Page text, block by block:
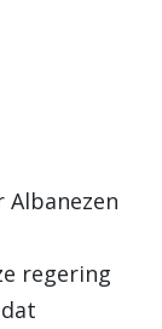
regering